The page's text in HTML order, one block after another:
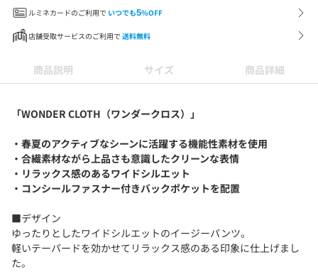
ルミネカードのご利用で いつでも5%OFF
店舗受取サービスのご利用で 送料無料
商品説明 サイズ 商品詳細
「WONDER CLOTH（ワンダークロス）」
・春夏のアクティブなシーンに活躍する機能性素材を使用
・合繊素材ながら上品さも意識したクリーンな表情
・リラックス感のあるワイドシルエット
・コンシールファスナー付きバックポケットを配置
■デザイン
ゆったりとしたワイドシルエットのイージーパンツ。
軽いテーパードを効かせてリラックス感のある印象に仕上げまし
た。